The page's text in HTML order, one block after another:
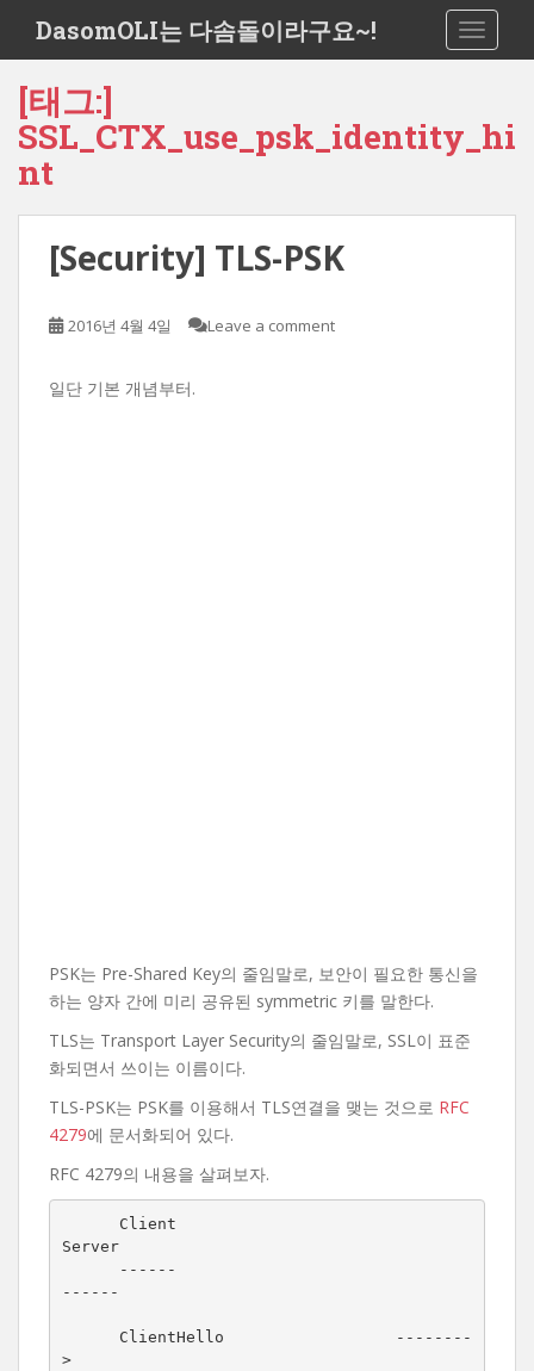
i
DasomOLI는 다솜돌이라구요~!
[태그:]
SSL_CTX_use_psk_identity_hi
nt
[Security] TLS-PSK
2016년 4월 4일 Leave a comment
일단 기본 개념부터.
PSK는 Pre-Shared Key의 줄임말로, 보안이 필요한 통신을
하는 양자 간에 미리 공유된 symmetric 키를 말한다.
TLS는 Transport Layer Security의 줄임말로, SSL이 표준
화되면서 쓰이는 이름이다.
TLS-PSK는 PSK를 이용해서 TLS연결을 맺는 것으로 RFC
4279에 문서화되어 있다.
RFC 4279의 내용을 살펴보자.
Server
------
>